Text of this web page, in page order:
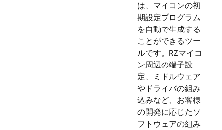
は、マイコンの初
期設定プログラム
を自動で生成する
ことができるツー
ルです。RZマイコ
ン周辺の端子設
定、ミドルウェア
やドライバの組み
込みなど、お客様
の開発に応じたソ
フトウェアの組み